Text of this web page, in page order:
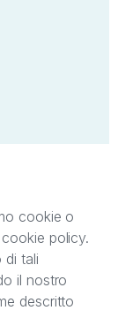
S.r.l.
cookie o
policy.
di tali
il nostro
descritto